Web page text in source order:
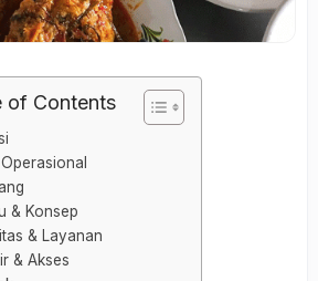
of Contents
& Konsep
& Layanan
& Akses